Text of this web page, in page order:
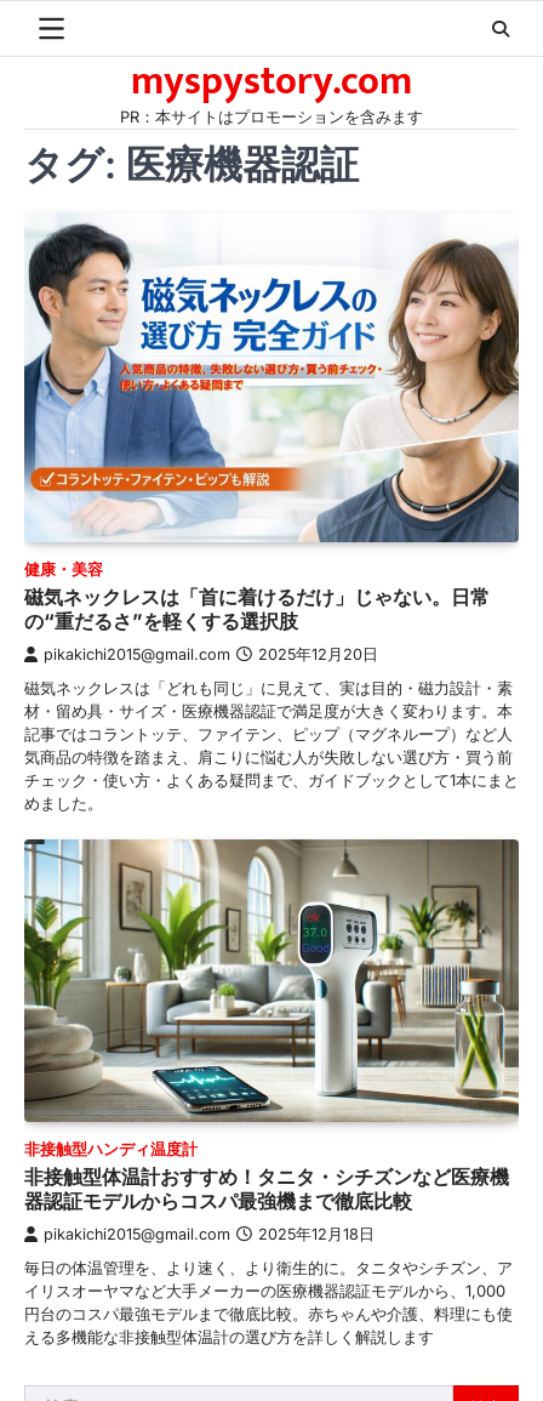
myspystory.com
PR：本サイトはプロモーションを含みます
タグ: 医療機器認証
健康・美容
磁気ネックレスは「首に着けるだけ」じゃない。日常
の“重だるさ”を軽くする選択肢
pikakichi2015@gmail.com 2025年12月20日
磁気ネックレスは「どれも同じ」に見えて、実は目的・磁力設計・素
材・留め具・サイズ・医療機器認証で満足度が大きく変わります。本
記事ではコラントッテ、ファイテン、ピップ（マグネループ）など人
気商品の特徴を踏まえ、肩こりに悩む人が失敗しない選び方・買う前
チェック・使い方・よくある疑問まで、ガイドブックとして1本にまと
めました。
非接触型ハンディ温度計
非接触型体温計おすすめ！タニタ・シチズンなど医療機
器認証モデルからコスパ最強機まで徹底比較
pikakichi2015@gmail.com 2025年12月18日
毎日の体温管理を、より速く、より衛生的に。タニタやシチズン、ア
イリスオーヤマなど大手メーカーの医療機器認証モデルから、1,000
円台のコスパ最強モデルまで徹底比較。赤ちゃんや介護、料理にも使
える多機能な非接触型体温計の選び方を詳しく解説します